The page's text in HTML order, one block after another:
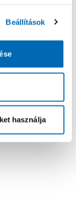
Beállítások
használja